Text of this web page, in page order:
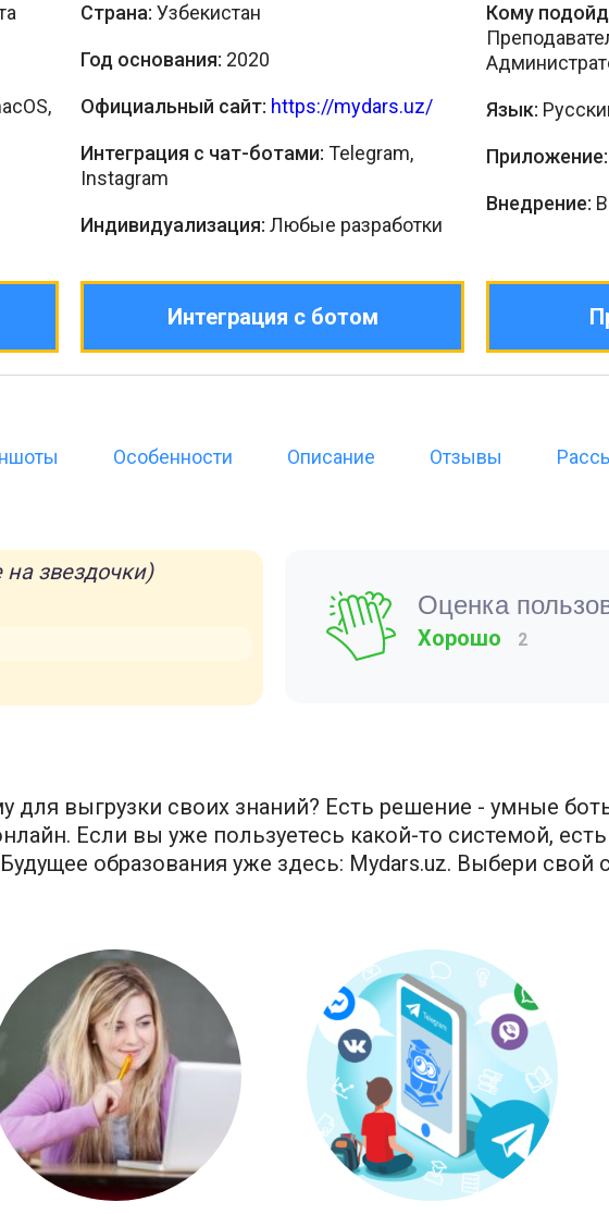
Страна: Узбекистан
Год основания: 2020
Официальный сайт: https://mydars.uz/
Интеграция с чат-ботами: Telegram,
Instagram
Индивидуализация: Любые разработки
Кому
Язык:
Приложение:
Внедрение:
Интеграция с ботом
Особенности Описание Отзывы
звездочки)
Оценка
Хорошо 2
для выгрузки своих знаний? Есть решение - умные
Если вы уже пользуетесь какой-то системой,
образования уже здесь: Mydars.uz. Выбери свой